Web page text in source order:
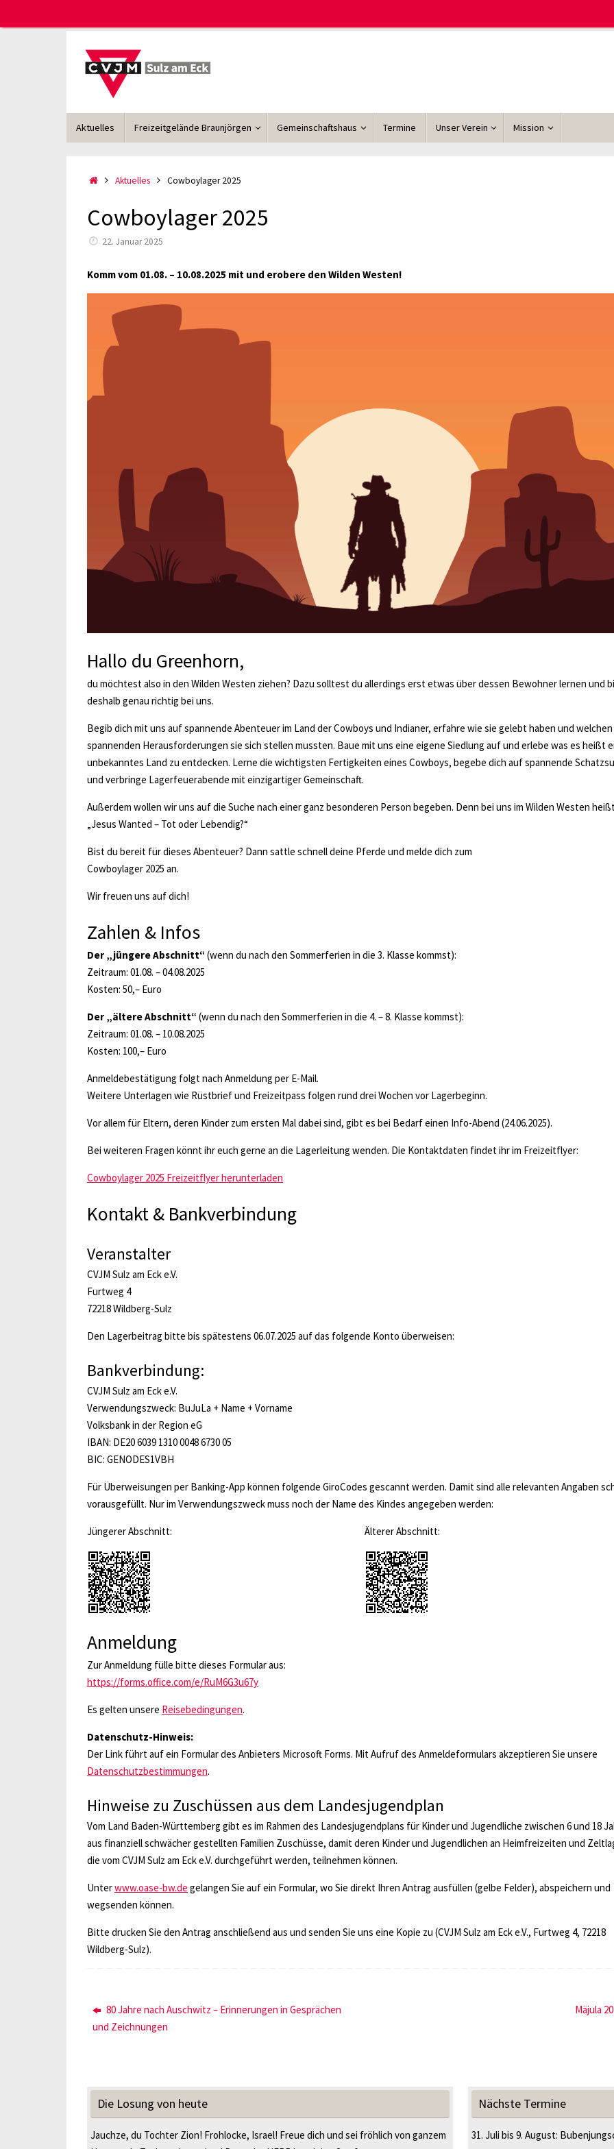
Inhalt
Inhalt
Aktuelles Freizeitgelände Braunjörgen Gemeinschaftshaus Termine Unser Verein Mission
StartAktuelles Cowboylager 2025
Cowboylager 2025
22. Januar 2025
Komm vom 01.08. – 10.08.2025 mit und erobere den Wilden Westen!
Hallo du Greenhorn,
du möchtest also in den Wilden Westen ziehen? Dazu solltest du allerdings erst etwas über dessen Bewohner lernen und
deshalb genau richtig bei uns.
Begib dich mit uns auf spannende Abenteuer im Land der Cowboys und Indianer, erfahre wie sie gelebt haben und welchen
spannenden Herausforderungen sie sich stellen mussten. Baue mit uns eine eigene Siedlung auf und erlebe was es heißt
unbekanntes Land zu entdecken. Lerne die wichtigsten Fertigkeiten eines Cowboys, begebe dich auf spannende
und verbringe Lagerfeuerabende mit einzigartiger Gemeinschaft.
Außerdem wollen wir uns auf die Suche nach einer ganz besonderen Person begeben. Denn bei uns im Wilden Westen
„Jesus Wanted – Tot oder Lebendig?“
Bist du bereit für dieses Abenteuer? Dann sattle schnell deine Pferde und melde dich zum
Cowboylager 2025 an.
Wir freuen uns auf dich!
Zahlen & Infos
Der „jüngere Abschnitt“ (wenn du nach den Sommerferien in die 3. Klasse kommst):
Zeitraum: 01.08. – 04.08.2025
Kosten: 50,– Euro
Der „ältere Abschnitt“ (wenn du nach den Sommerferien in die 4. – 8. Klasse kommst):
Zeitraum: 01.08. – 10.08.2025
Kosten: 100,– Euro
Anmeldebestätigung folgt nach Anmeldung per E-Mail.
Weitere Unterlagen wie Rüstbrief und Freizeitpass folgen rund drei Wochen vor Lagerbeginn.
Vor allem für Eltern, deren Kinder zum ersten Mal dabei sind, gibt es bei Bedarf einen Info-Abend (24.06.2025).
Bei weiteren Fragen könnt ihr euch gerne an die Lagerleitung wenden. Die Kontaktdaten findet ihr im Freizeitflyer:
Cowboylager 2025 Freizeitflyer herunterladen
Kontakt & Bankverbindung
Veranstalter
CVJM Sulz am Eck e.V.
Furtweg 4
72218 Wildberg-Sulz
Den Lagerbeitrag bitte bis spätestens 06.07.2025 auf das folgende Konto überweisen:
Bankverbindung:
CVJM Sulz am Eck e.V.
Verwendungszweck: BuJuLa + Name + Vorname
Volksbank in der Region eG
IBAN: DE20 6039 1310 0048 6730 05
BIC: GENODES1VBH
Für Überweisungen per Banking-App können folgende GiroCodes gescannt werden. Damit sind alle relevanten Angaben
vorausgefüllt. Nur im Verwendungszweck muss noch der Name des Kindes angegeben werden:
Jüngerer Abschnitt: Älterer Abschnitt:
Anmeldung
Zur Anmeldung fülle bitte dieses Formular aus:
https://forms.office.com/e/RuM6G3u67y
Es gelten unsere Reisebedingungen.
Datenschutz-Hinweis:
Der Link führt auf ein Formular des Anbieters Microsoft Forms. Mit Aufruf des Anmeldeformulars akzeptieren Sie unsere
Datenschutzbestimmungen.
Hinweise zu Zuschüssen aus dem Landesjugendplan
Vom Land Baden-Württemberg gibt es im Rahmen des Landesjugendplans für Kinder und Jugendliche zwischen 6 und 18
aus finanziell schwächer gestellten Familien Zuschüsse, damit deren Kinder und Jugendlichen an Heimfreizeiten und
die vom CVJM Sulz am Eck e.V. durchgeführt werden, teilnehmen können.
Unterwww.oase-bw.de gelangen Sie auf ein Formular, wo Sie direkt Ihren Antrag ausfüllen (gelbe Felder), abspeichern und
wegsenden können.
Bitte drucken Sie den Antrag anschließend aus und senden Sie uns eine Kopie zu (CVJM Sulz am Eck e.V., Furtweg 4, 72218
Wildberg-Sulz).
80 Jahre nach Auschwitz – Erinnerungen in Gesprächen
und Zeichnungen
Mäjula
Die Losung von heute
Jauchze, du Tochter Zion! Frohlocke, Israel! Freue dich und sei fröhlich von ganzem
Nächste Termine
31. Juli bis 9. August: